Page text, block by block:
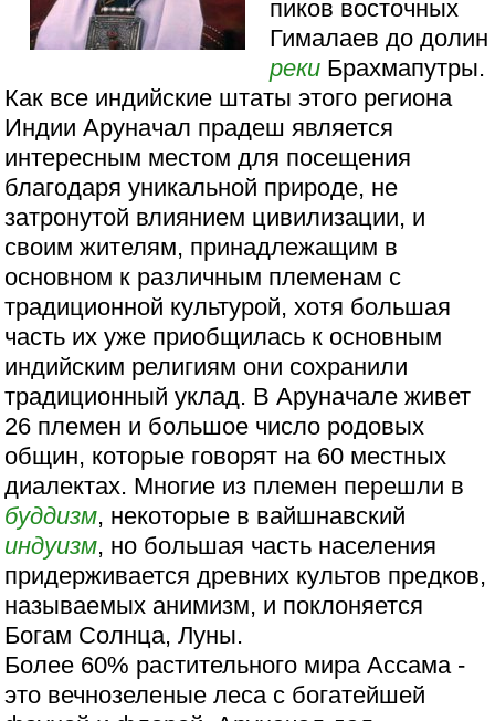
пиков восточных
Гималаев до долин
реки Брахмапутры.
Как все индийские штаты этого региона
Индии Аруначал прадеш является
интересным местом для посещения
благодаря уникальной природе, не
затронутой влиянием цивилизации, и
своим жителям, принадлежащим в
основном к различным племенам с
традиционной культурой, хотя большая
часть их уже приобщилась к основным
индийским религиям они сохранили
традиционный уклад. В Аруначале живет
26 племен и большое число родовых
общин, которые говорят на 60 местных
диалектах. Многие из племен перешли в
буддизм, некоторые в вайшнавский
индуизм, но большая часть населения
придерживается древних культов предков,
называемых анимизм, и поклоняется
Богам Солнца, Луны.
Более 60% растительного мира Ассама -
это вечнозеленые леса с богатейшей